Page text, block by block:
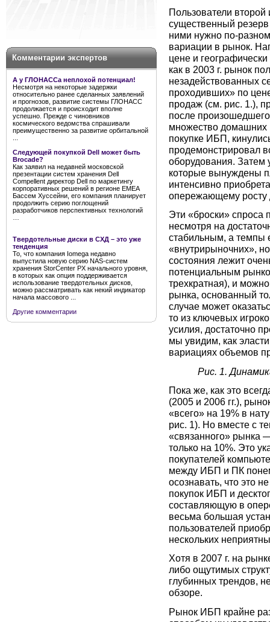
Комментарии экспертов
А у ГЛОНАССа неплохой потенциал!
Несмотря на некоторые задержки
относительно ранее сделанных заявлений
и прогнозов, развитие системы ГЛОНАСС
продолжается и происходит вполне
успешно. Прежде с чиновников
космического ведомства спрашивали
преимущественно за развитие орбитальной
Следующей покупкой Dell может быть
Brocade?
Как заявил на недавней московской
презентации систем хранения Dell
Compellent директор Dell по маркетингу
корпоративных решений в регионе EMEA
Бассем Хуссейни, его компания планирует
продолжить серию поглощений
разработчиков перспективных технологий
Твердотельные диски в СХД – это уже
тенденция
То, что компания Iomega недавно
выпустила новую серию NAS-систем
хранения StorCenter PX начального уровня,
в которых как опция поддерживается
использование твердотельных дисков,
можно рассматривать как некий индикатор
начала массового ...
Другие комментарии
Пользователи второй
существенный
ними нужно по-
вариации в рынок.
цене и
как в 2003 г. рынок
незадействованных
проходивших» по
продаж (см. рис. 1.),
после произошедшего
множество домашних
покупке ИБП,
продемонстрировал
оборудования. Затем
которые вынуждены
интенсивно
опережающему росту
Эти «броски» спроса
несмотря на
стабильным, а темпы
«внутрирыночних»,
состояния лежит
потенциальным
трехкратная), и
рынка, основанный
случае может
то из ключевых
усилия, достаточно
мы увидим, как
вариациях объемов
Рис. 1.
Пока же, как это
(2005 и 2006 гг.),
«всего» на 19% в
рис. 1). Но вместе с
«связанного» рынка
только на 10%. Это
покупателей
между ИБП и ПК
осознавать, что это
покупок ИБП и
составляющую в
весьма большая
пользователей
нескольких
Хотя в 2007 г. на
либо ощутимых
глубинных трендов,
обзоре.
Рынок ИБП крайне